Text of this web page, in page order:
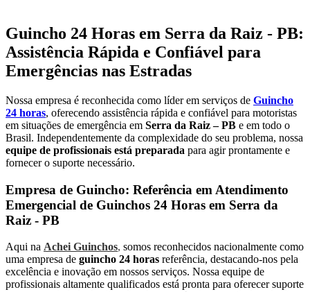
Guincho 24 Horas em Serra da Raiz - PB:
Assistência Rápida e Confiável para
Emergências nas Estradas
Nossa empresa é reconhecida como líder em serviços de Guincho
24 horas, oferecendo assistência rápida e confiável para motoristas
em situações de emergência em Serra da Raiz – PB e em todo o
Brasil. Independentemente da complexidade do seu problema, nossa
equipe de profissionais está preparada para agir prontamente e
fornecer o suporte necessário.
Empresa de Guincho: Referência em Atendimento
Emergencial de Guinchos 24 Horas em Serra da
Raiz - PB
Aqui na Achei Guinchos, somos reconhecidos nacionalmente como
uma empresa de guincho 24 horas referência, destacando-nos pela
excelência e inovação em nossos serviços. Nossa equipe de
profissionais altamente qualificados está pronta para oferecer suporte